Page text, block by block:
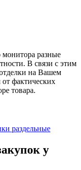
разные
В связи с этим
на Вашем
от фактических
товара.
раздельные
у